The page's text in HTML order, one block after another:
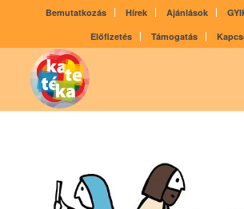
Bemutatkozás Hírek Ajánlások
Előfizetés
Támogatás